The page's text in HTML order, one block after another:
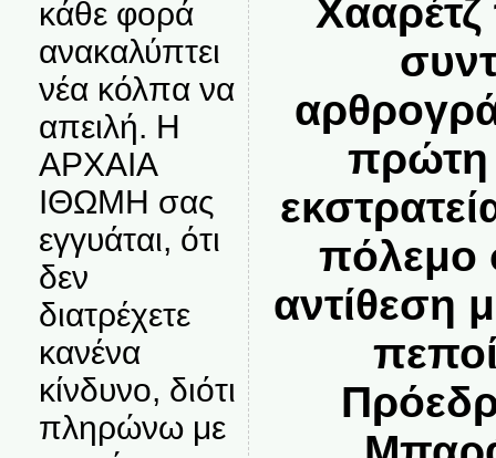
κάθε φορά
ανακαλύπτει
νέα κόλπα να
απειλή. Η
ΑΡΧΑΙΑ
ΙΘΩΜΗ σας
εγγυάται, ότι
δεν
διατρέχετε
κανένα
κίνδυνο, διότι
πληρώνω με
Χααρέτζ
πρώτη
πόλεμο
αντίθεση